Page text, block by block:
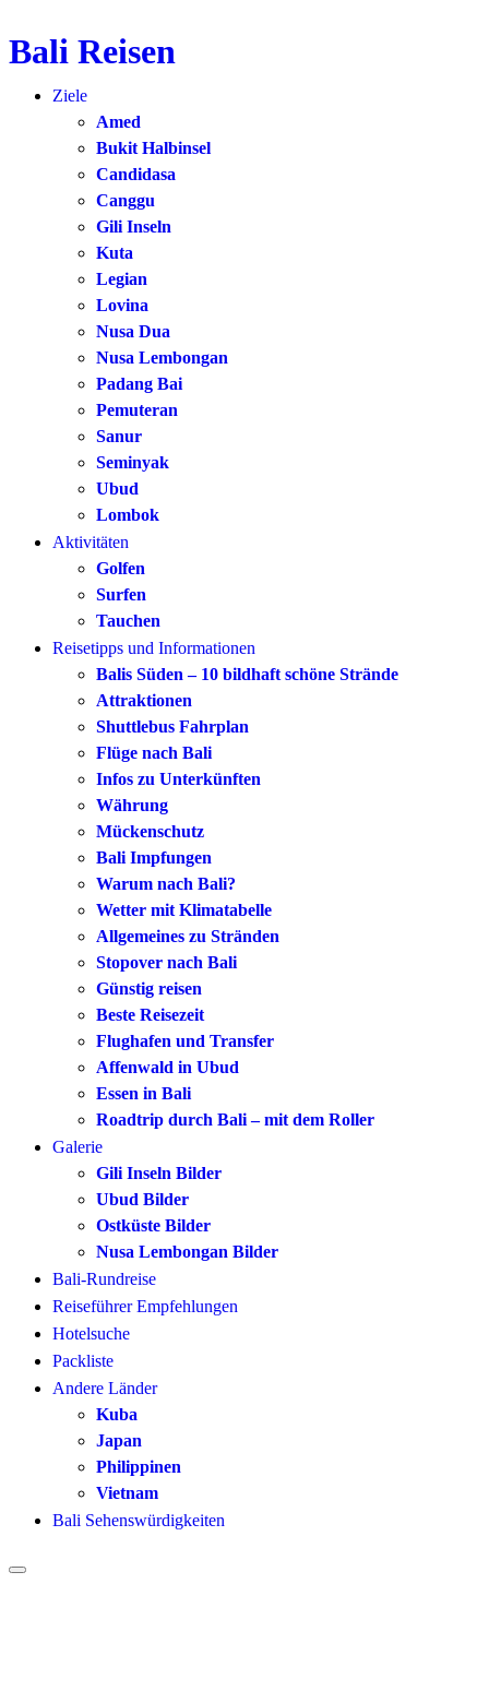
Zum
springen
Bali Reisen
Ziele
Amed
Bukit Halbinsel
Candidasa
Canggu
Gili Inseln
Kuta
Legian
Lovina
Nusa Dua
Nusa Lembongan
Padang Bai
Pemuteran
Sanur
Seminyak
Ubud
Lombok
Aktivitäten
Golfen
Surfen
Tauchen
Reisetipps und Informationen
Balis Süden – 10 bildhaft schöne Strände
Attraktionen
Shuttlebus Fahrplan
Flüge nach Bali
Infos zu Unterkünften
Währung
Mückenschutz
Bali Impfungen
Warum nach Bali?
Wetter mit Klimatabelle
Allgemeines zu Stränden
Stopover nach Bali
Günstig reisen
Beste Reisezeit
Flughafen und Transfer
Affenwald in Ubud
Essen in Bali
Roadtrip durch Bali – mit dem Roller
Galerie
Gili Inseln Bilder
Ubud Bilder
Ostküste Bilder
Nusa Lembongan Bilder
Bali-Rundreise
Reiseführer Empfehlungen
Hotelsuche
Packliste
Andere Länder
Kuba
Japan
Philippinen
Vietnam
Bali Sehenswürdigkeiten